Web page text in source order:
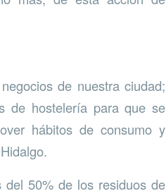
de nuestra ciudad;
de hostelería para que se
hábitos de consumo y
50% de los residuos de